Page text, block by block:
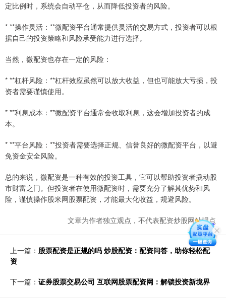
定比例时，系统会自动平仓，从而降低投资者的风险。
* **操作灵活：**微配资平台通常提供灵活的交易方式，投资者可以根
据自己的投资策略和风险承受能力进行选择。
当然，微配资也存在一定的风险：
* **杠杆风险：**杠杆效应虽然可以放大收益，但也可能放大亏损，投
资者需要谨慎使用。
* **利息成本：**微配资平台通常会收取利息，这会增加投资者的成
本。
* **平台风险：**投资者需要选择正规、信誉良好的微配资平台，以避
免资金安全风险。
总的来说，微配资是一种有效的投资工具，它可以帮助投资者撬动股
市财富之门。但投资者在使用微配资时，需要充分了解其优势和风
险，谨慎操作股米网股票配资，才能最大化收益，规避风险。
文章为作者独立观点，不代表配资炒股网站观点
上一篇： 股票配资是正规的吗 炒股配资：配资问答，助你轻松配
资
下一篇： 证券股票交易公司 互联网股票配资网：解锁投资新境界